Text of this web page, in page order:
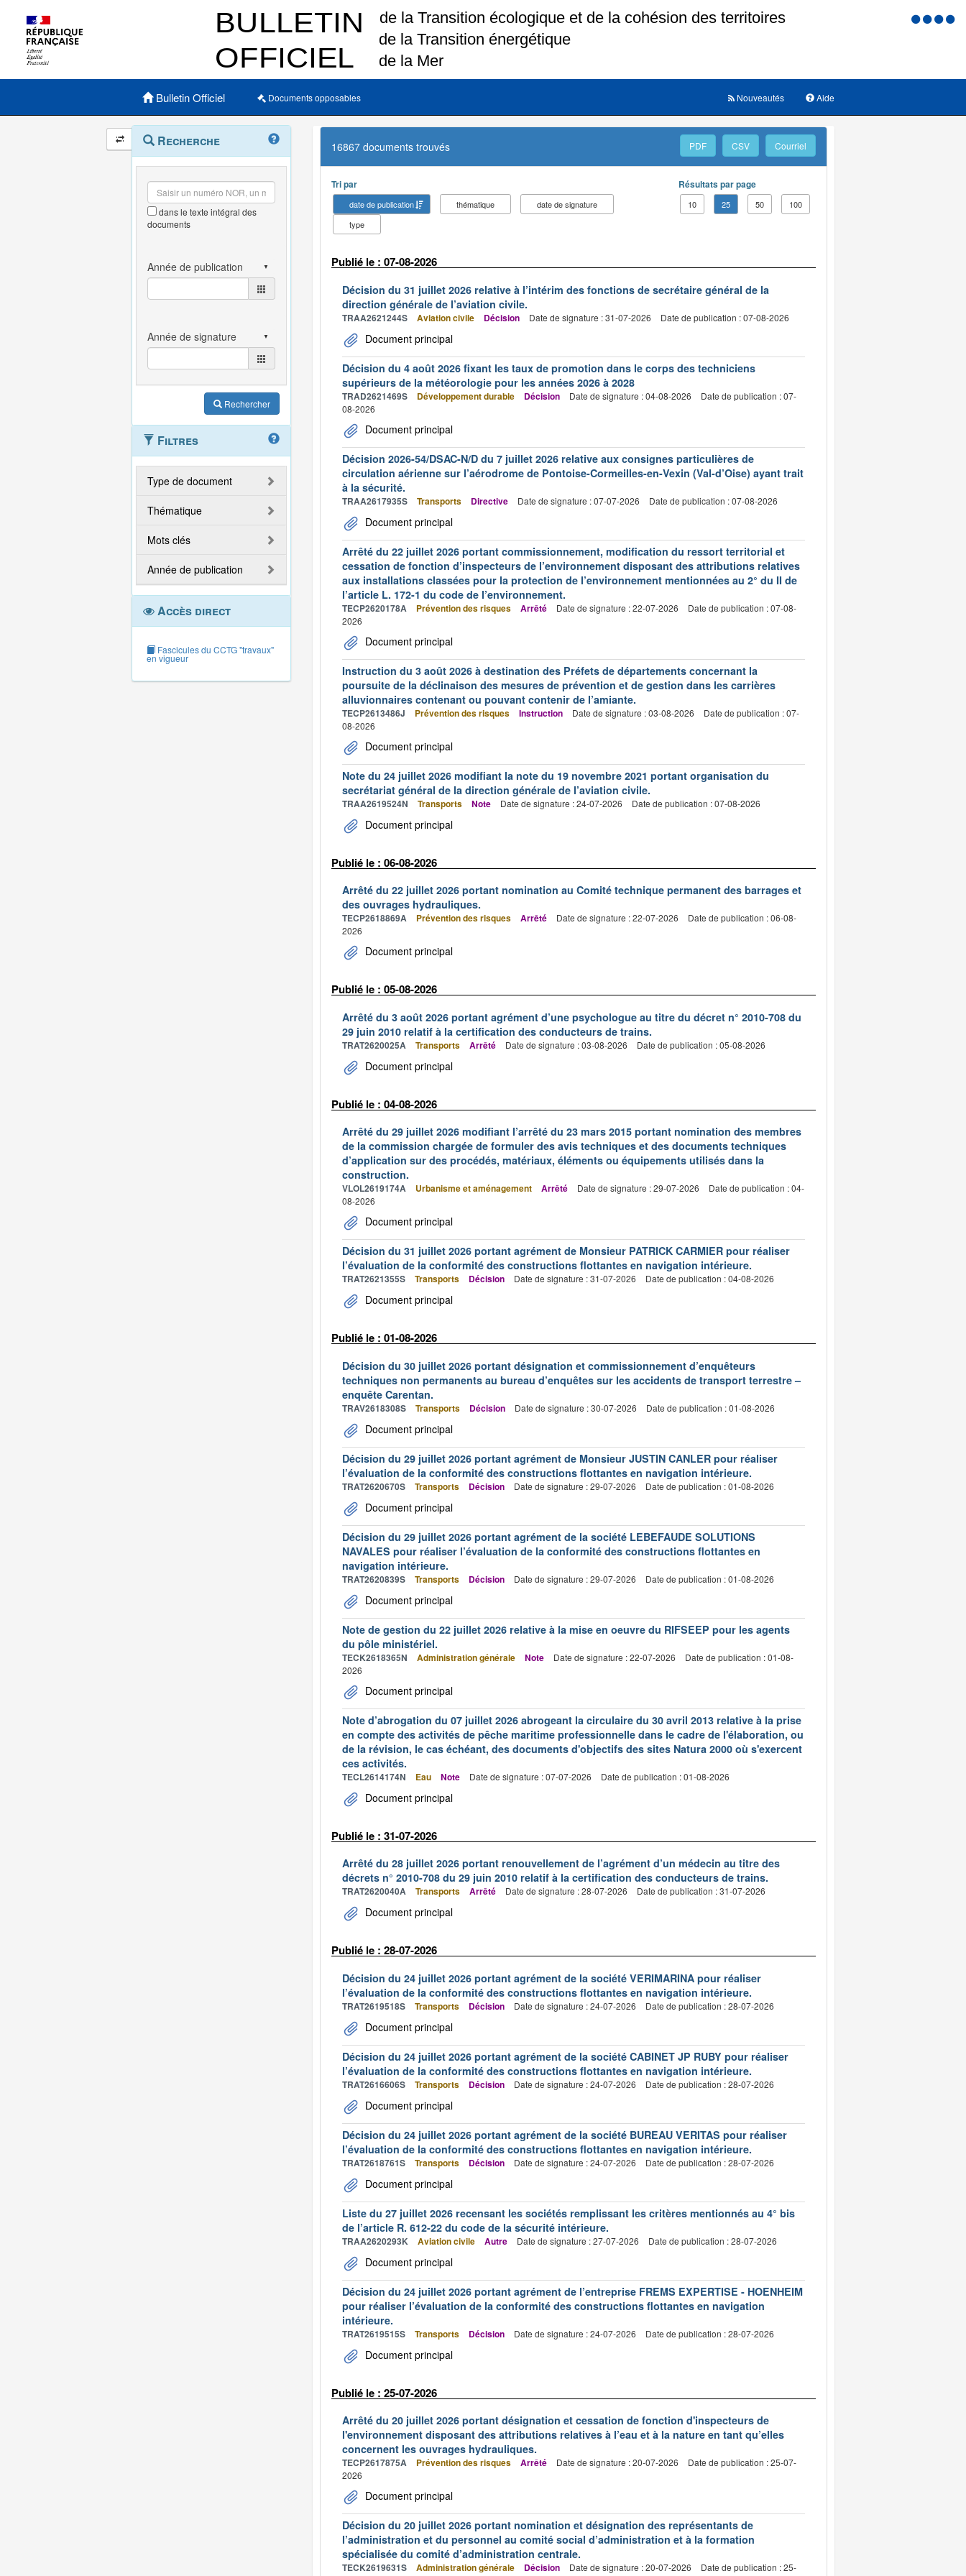
Menu
Menu principal
Bulletin Officiel Documents opposables Aide
Nouveautés
Navigation
et
outils
annexes
Menu
contextuel
Recherche
dans le texte intégral des
documents
Rechercher
Filtres
Type de document
Thématique
Mots clés
Année de publication
Accès direct
Fascicules du CCTG "travaux"
en vigueur
16867 documents trouvés PDF CSV Courriel
Tri par
date de publication thématique
date de signature
type
Résultats par page
10 25 50 100
Publié le : 07-08-2026
Décision du 31 juillet 2026 relative à l’intérim des fonctions de secrétaire général de la
direction générale de l’aviation civile.
TRAA2621244S Aviation civile Décision Date de signature : 31-07-2026 Date de publication : 07-08-2026
Document principal
Décision du 4 août 2026 fixant les taux de promotion dans le corps des techniciens
supérieurs de la météorologie pour les années 2026 à 2028
TRAD2621469S Développement durable Décision Date de signature : 04-08-2026
Date de publication : 07-
08-2026
Document principal
Décision 2026-54/DSAC-N/D du 7 juillet 2026 relative aux consignes particulières de
circulation aérienne sur l’aérodrome de Pontoise-Cormeilles-en-Vexin (Val-d’Oise) ayant trait
à la sécurité.
TRAA2617935S Transports Directive Date de signature : 07-07-2026 Date de publication : 07-08-2026
Document principal
Arrêté du 22 juillet 2026 portant commissionnement, modification du ressort territorial et
cessation de fonction d’inspecteurs de l’environnement disposant des attributions relatives
aux installations classées pour la protection de l’environnement mentionnées au 2° du II de
l’article L. 172-1 du code de l’environnement.
TECP2620178A Prévention des risques Arrêté Date de signature : 22-07-2026
Date de publication : 07-08-
2026
Document principal
Instruction du 3 août 2026 à destination des Préfets de départements concernant la
poursuite de la déclinaison des mesures de prévention et de gestion dans les carrières
alluvionnaires contenant ou pouvant contenir de l’amiante.
TECP2613486J Prévention des risques Instruction Date de signature : 03-08-2026
Date de publication : 07-
08-2026
Document principal
Note du 24 juillet 2026 modifiant la note du 19 novembre 2021 portant organisation du
secrétariat général de la direction générale de l’aviation civile.
TRAA2619524N Transports Note Date de signature : 24-07-2026 Date de publication : 07-08-2026
Document principal
Publié le : 06-08-2026
Arrêté du 22 juillet 2026 portant nomination au Comité technique permanent des barrages et
des ouvrages hydrauliques.
TECP2618869A Prévention des risques Arrêté Date de signature : 22-07-2026
Date de publication : 06-08-
2026
Document principal
Publié le : 05-08-2026
Arrêté du 3 août 2026 portant agrément d’une psychologue au titre du décret n° 2010-708 du
29 juin 2010 relatif à la certification des conducteurs de trains.
TRAT2620025A Transports Arrêté Date de signature : 03-08-2026 Date de publication : 05-08-2026
Document principal
Publié le : 04-08-2026
Arrêté du 29 juillet 2026 modifiant l’arrêté du 23 mars 2015 portant nomination des membres
de la commission chargée de formuler des avis techniques et des documents techniques
d’application sur des procédés, matériaux, éléments ou équipements utilisés dans la
construction.
VLOL2619174A Urbanisme et aménagement Arrêté Date de signature : 29-07-2026
Date de publication : 04-
08-2026
Document principal
Décision du 31 juillet 2026 portant agrément de Monsieur PATRICK CARMIER pour réaliser
l’évaluation de la conformité des constructions flottantes en navigation intérieure.
TRAT2621355S Transports Décision Date de signature : 31-07-2026 Date de publication : 04-08-2026
Document principal
Publié le : 01-08-2026
Décision du 30 juillet 2026 portant désignation et commissionnement d’enquêteurs
techniques non permanents au bureau d’enquêtes sur les accidents de transport terrestre –
enquête Carentan.
TRAV2618308S Transports Décision Date de signature : 30-07-2026 Date de publication : 01-08-2026
Document principal
Décision du 29 juillet 2026 portant agrément de Monsieur JUSTIN CANLER pour réaliser
l’évaluation de la conformité des constructions flottantes en navigation intérieure.
TRAT2620670S Transports Décision Date de signature : 29-07-2026 Date de publication : 01-08-2026
Document principal
Décision du 29 juillet 2026 portant agrément de la société LEBEFAUDE SOLUTIONS
NAVALES pour réaliser l’évaluation de la conformité des constructions flottantes en
navigation intérieure.
TRAT2620839S Transports Décision Date de signature : 29-07-2026 Date de publication : 01-08-2026
Document principal
Note de gestion du 22 juillet 2026 relative à la mise en oeuvre du RIFSEEP pour les agents
du pôle ministériel.
TECK2618365N Administration générale Note Date de signature : 22-07-2026
Date de publication : 01-08-
2026
Document principal
Note d’abrogation du 07 juillet 2026 abrogeant la circulaire du 30 avril 2013 relative à la prise
en compte des activités de pêche maritime professionnelle dans le cadre de l'élaboration, ou
de la révision, le cas échéant, des documents d'objectifs des sites Natura 2000 où s'exercent
ces activités.
TECL2614174N Eau Note Date de signature : 07-07-2026 Date de publication : 01-08-2026
Document principal
Publié le : 31-07-2026
Arrêté du 28 juillet 2026 portant renouvellement de l’agrément d’un médecin au titre des
décrets n° 2010-708 du 29 juin 2010 relatif à la certification des conducteurs de trains.
TRAT2620040A Transports Arrêté Date de signature : 28-07-2026 Date de publication : 31-07-2026
Document principal
Publié le : 28-07-2026
Décision du 24 juillet 2026 portant agrément de la société VERIMARINA pour réaliser
l’évaluation de la conformité des constructions flottantes en navigation intérieure.
TRAT2619518S Transports Décision Date de signature : 24-07-2026 Date de publication : 28-07-2026
Document principal
Décision du 24 juillet 2026 portant agrément de la société CABINET JP RUBY pour réaliser
l’évaluation de la conformité des constructions flottantes en navigation intérieure.
TRAT2616606S Transports Décision Date de signature : 24-07-2026 Date de publication : 28-07-2026
Document principal
Décision du 24 juillet 2026 portant agrément de la société BUREAU VERITAS pour réaliser
l’évaluation de la conformité des constructions flottantes en navigation intérieure.
TRAT2618761S Transports Décision Date de signature : 24-07-2026 Date de publication : 28-07-2026
Document principal
Liste du 27 juillet 2026 recensant les sociétés remplissant les critères mentionnés au 4° bis
de l’article R. 612-22 du code de la sécurité intérieure.
TRAA2620293K Aviation civile Autre Date de signature : 27-07-2026 Date de publication : 28-07-2026
Document principal
Décision du 24 juillet 2026 portant agrément de l’entreprise FREMS EXPERTISE - HOENHEIM
pour réaliser l’évaluation de la conformité des constructions flottantes en navigation
intérieure.
TRAT2619515S Transports Décision Date de signature : 24-07-2026 Date de publication : 28-07-2026
Document principal
Publié le : 25-07-2026
Arrêté du 20 juillet 2026 portant désignation et cessation de fonction d'inspecteurs de
l'environnement disposant des attributions relatives à l’eau et à la nature en tant qu’elles
concernent les ouvrages hydrauliques.
TECP2617875A Prévention des risques Arrêté Date de signature : 20-07-2026
Date de publication : 25-07-
2026
Document principal
Décision du 20 juillet 2026 portant nomination et désignation des représentants de
l’administration et du personnel au comité social d’administration et à la formation
spécialisée du comité d’administration centrale.
TECK2619631S Administration générale Décision Date de signature : 20-07-2026
Date de publication : 25-